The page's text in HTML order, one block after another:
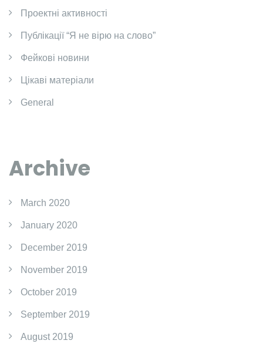
Проектні активності
Публікації “Я не вірю на слово”
Фейкові новини
Цікаві матеріали
General
Archive
March 2020
January 2020
December 2019
November 2019
October 2019
September 2019
August 2019